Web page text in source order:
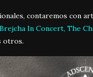
contaremos con
In Concert, The
otros.